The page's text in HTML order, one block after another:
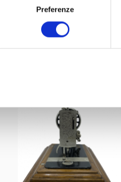
Preferenze